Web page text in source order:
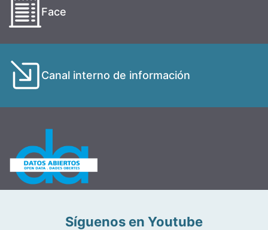
Face
Canal interno de información
Síguenos en Youtube